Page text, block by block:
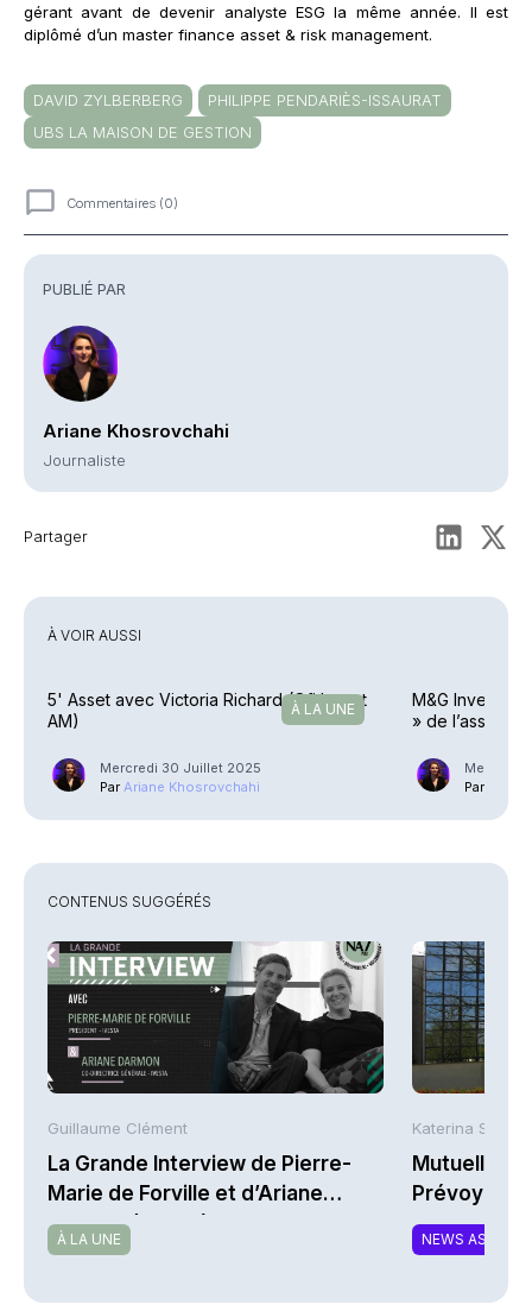
PUBLIÉ PAR
Ariane Khosrovchahi
Journaliste
Partager
gérant avant de devenir analyste ESG la même année. Il est
diplômé d’un master finance asset & risk management.
DAVID ZYLBERBERG
PHILIPPE PENDARIÈS-ISSAURAT
UBS LA MAISON DE GESTION
Commentaires (0)
À VOIR AUSSI
À LA UNE
5' Asset avec Victoria Richard (Ofi Invest
AM)
Mercredi 30 Juillet 2025
Par Ariane Khosrovchahi
M&G
» de l’asset
Mercredi
Par
CONTENUS SUGGÉRÉS
Guillaume Clément
La Grande Interview de Pierre-
Marie de Forville et d’Ariane
Darmon (Ivesta)
À LA UNE
Katerina
Mutuelles :
de la Math
NEWS